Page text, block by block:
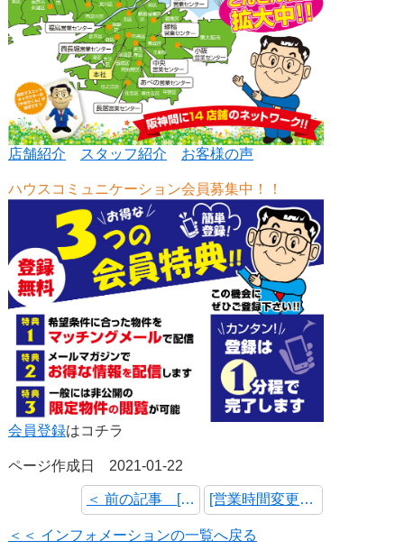
店舗紹介 スタッフ紹介 お客様の声
ハウスコミュニケーション会員募集中！！
会員登録はコチラ
ページ作成日 2021-01-22
＜ 前の記事 [1月30日(土)・31日(日)オープンハウス・予約制内覧会 開催情報] [営業時間変更のお知らせ] 次の記事 ＞
＜＜ インフォメーションの一覧へ戻る